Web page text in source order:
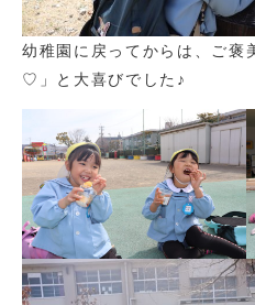
幼稚園に戻ってからは、ご褒
♡」と大喜びでした♪